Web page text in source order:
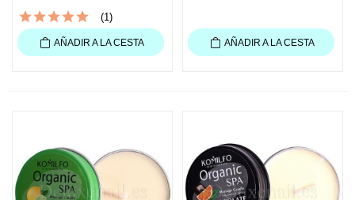
(1)
AÑADIR A LA CESTA AÑADIR A LA CESTA